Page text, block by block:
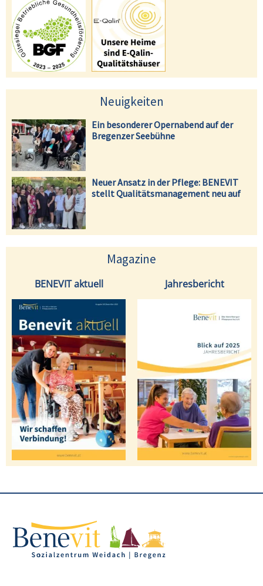
Neuigkeiten
Ein besonderer Opernabend auf der
Bregenzer Seebühne
Neuer Ansatz in der Pflege: BENEVIT
stellt Qualitätsmanagement neu auf
Magazine
BENEVIT aktuell Jahresbericht